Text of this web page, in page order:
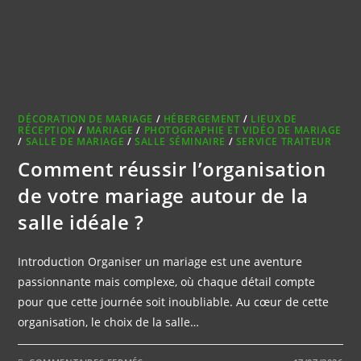
DÉCORATION DE MARIAGE / HÉBERGEMENT / LIEUX DE
RÉCEPTION / MARIAGE / PHOTOGRAPHIE ET VIDÉO DE MARIAGE
/ SALLE DE MARIAGE /SALLE SÉMINAIRE / SERVICE TRAITEUR
Comment réussir l’organisation
de votre mariage autour de la
salle idéale ?
Introduction Organiser un mariage est une aventure
passionnante mais complexe, où chaque détail compte
pour que cette journée soit inoubliable. Au cœur de cette
organisation, le choix de la salle…